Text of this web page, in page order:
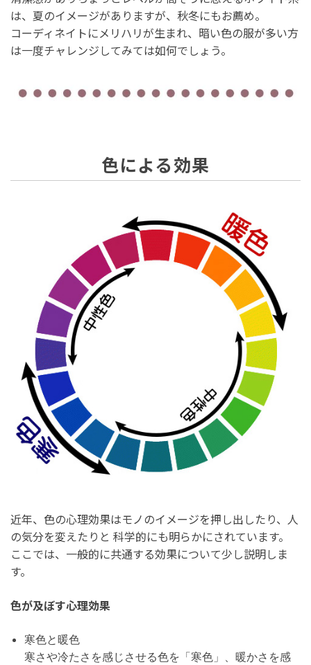
は、夏のイメージがありますが、秋冬にもお薦め。
コーディネイトにメリハリが生まれ、暗い色の服が多い方
は一度チャレンジしてみては如何でしょう。
色による効果
近年、色の心理効果はモノのイメージを押し出したり、人
の気分を変えたりと 科学的にも明らかにされています。
ここでは、一般的に共通する効果について少し説明しま
す。
色が及ぼす心理効果
寒色と暖色
寒さや冷たさを感じさせる色を「寒色」、暖かさを感